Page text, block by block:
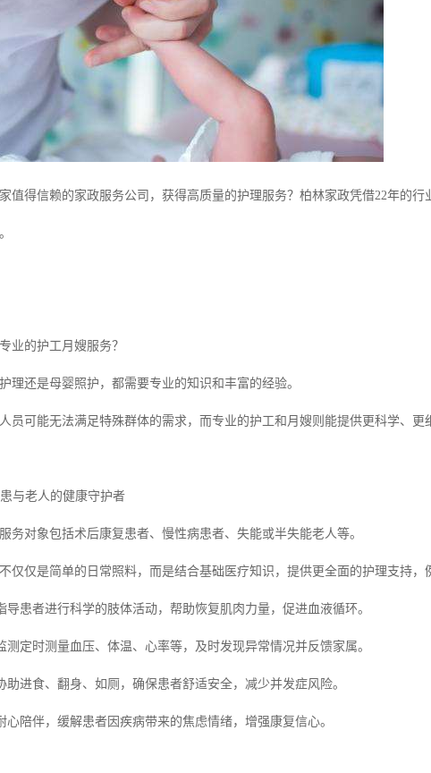
值得信赖的家政服务公司，获得高质量的护理服务？柏林家政凭借22年的
业的护工月嫂服务？
理还是母婴照护，都需要专业的知识和丰富的经验。
员可能无法满足特殊群体的需求，而专业的护工和月嫂则能提供更科学、更
与老人的健康守护者
务对象包括术后康复患者、慢性病患者、失能或半失能老人等。
仅仅是简单的日常照料，而是结合基础医疗知识，提供更全面的护理支持，
导患者进行科学的肢体活动，帮助恢复肌肉力量，促进血液循环。
测定时测量血压、体温、心率等，及时发现异常情况并反馈家属。
助进食、翻身、如厕，确保患者舒适安全，减少并发症风险。
心陪伴，缓解患者因疾病带来的焦虑情绪，增强康复信心。